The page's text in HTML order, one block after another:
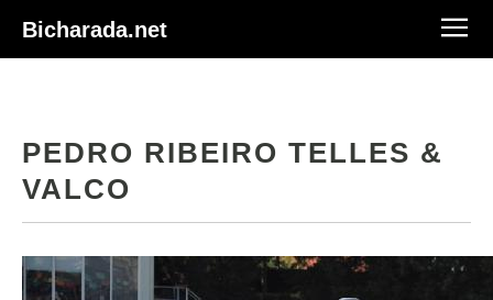
Bicharada.net
PEDRO RIBEIRO TELLES &
VALCO